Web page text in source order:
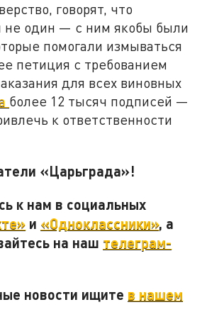
говорят, что
не один — с ним якобы были
помогали измываться
петиция с требованием
для всех виновных
более 12 тысяч подписей —
к ответственности
«Царьграда»!
к нам в социальных
и «Одноклассники», а
на наш телеграм-
новости ищите в нашем